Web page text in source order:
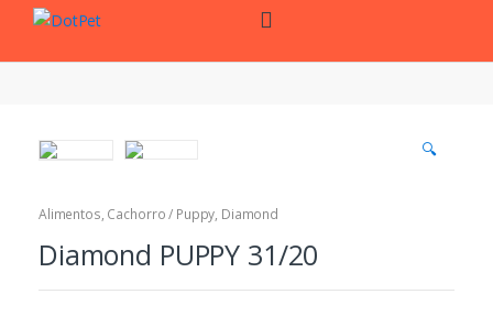
navigation
content
🔍
Alimentos, Cachorro / Puppy, Diamond
Diamond PUPPY 31/20